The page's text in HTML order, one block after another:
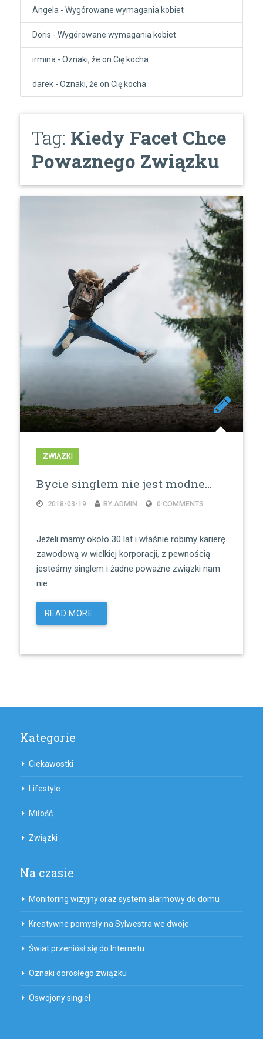
Angela - Wygórowane wymagania kobiet
Doris - Wygórowane wymagania kobiet
irmina - Oznaki, że on Cię kocha
darek- Oznaki, że on Cię kocha
Tag: Kiedy Facet Chce
Powaznego Związku
ZWIĄZKI
Bycie singlem nie jest modne…
2018-03-19 BY ADMIN 0 COMMENTS
Jeżeli mamy około 30 lat i właśnie robimy karierę
zawodową w wielkiej korporacji, z pewnością
jesteśmy singlem i żadne poważne związki nam
nie
READ MORE…
Kategorie
Ciekawostki
Lifestyle
Miłość
Związki
Na czasie
Monitoring wizyjny oraz system alarmowy do domu
Kreatywne pomysły na Sylwestra we dwoje
Świat przeniósł się do Internetu
Oznaki dorosłego związku
Oswojony singiel